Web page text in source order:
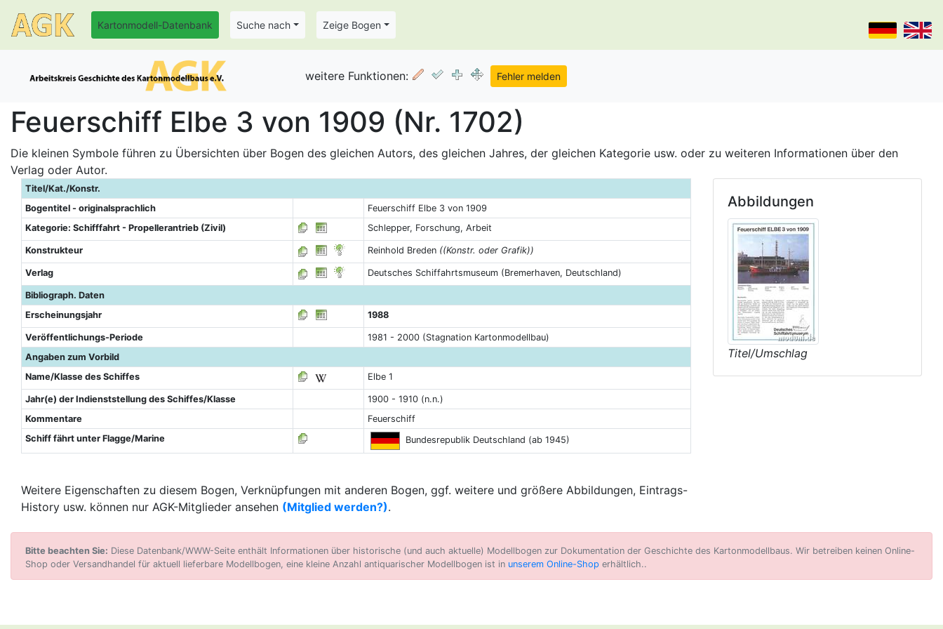
Kartonmodell-Datenbank Suche nach Zeige Bogen
weitere Funktionen:
Feuerschiff Elbe 3 von 1909 (Nr. 1702)
Die kleinen Symbole führen zu Übersichten über Bogen des gleichen Autors, des gleichen Jahres, der gleichen Kategorie usw. oder zu weiteren Informationen über den
Verlag oder Autor.
Titel/Kat./Konstr.
Bogentitel - originalsprachlich
Feuerschiff Elbe 3 von 1909
Kategorie: Schifffahrt - Propellerantrieb (Zivil)
Schlepper, Forschung, Arbeit
Konstrukteur Reinhold Breden ((Konstr. oder Grafik))
Verlag Deutsches Schiffahrtsmuseum (Bremerhaven, Deutschland)
Bibliograph. Daten
Erscheinungsjahr
1988
Veröffentlichungs-Periode
1981 - 2000 (Stagnation Kartonmodellbau)
Angaben zum Vorbild
Name/Klasse des Schiffes
Elbe 1
Jahr(e) der Indienststellung des Schiffes/Klasse
1900 - 1910 (n.n.)
Kommentare
Feuerschiff
Schiff fährt unter Flagge/Marine
Bundesrepublik Deutschland (ab 1945)
Weitere Eigenschaften zu diesem Bogen, Verknüpfungen mit anderen Bogen, ggf. weitere und größere Abbildungen, Eintrags-
History usw. können nur AGK-Mitglieder ansehen (Mitglied werden?).
Abbildungen
Titel/Umschlag
Bitte beachten Sie: Diese Datenbank/WWW-Seite enthält Informationen über historische (und auch aktuelle) Modellbogen zur Dokumentation der Geschichte des Kartonmodellbaus. Wir betreiben keinen Online-
Shop oder Versandhandel für aktuell lieferbare Modellbogen, eine kleine Anzahl antiquarischer Modellbogen ist in unserem Online-Shop erhältlich..